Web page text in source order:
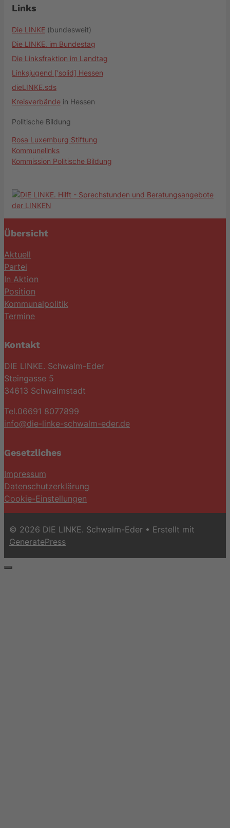
Links
Die LINKE (bundesweit)
Die LINKE. im Bundestag
Die Linksfraktion im Landtag
Linksjugend ['solid] Hessen
dieLINKE.sds
Kreisverbände in Hessen
Politische Bildung
Rosa Luxemburg Stiftung
Kommunelinks
Kommission Politische Bildung
Übersicht
Aktuell
Partei
In Aktion
Position
Kommunalpolitik
Termine
Kontakt
DIE LINKE. Schwalm-Eder
Steingasse 5
34613 Schwalmstadt
Tel.06691 8077899
info@die-linke-schwalm-eder.de
Gesetzliches
Impressum
Datenschutzerklärung
Cookie-Einstellungen
© 2026 DIE LINKE. Schwalm-Eder • Erstellt mit
GeneratePress
Schließen